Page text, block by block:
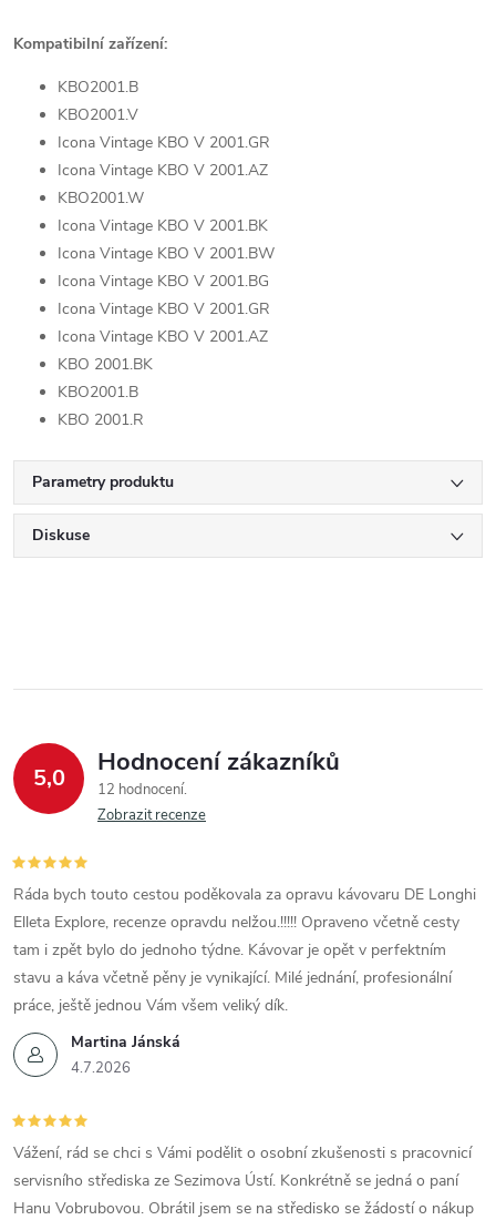
Kompatibilní zařízení:
KBO2001.B
KBO2001.V
Icona Vintage KBO V 2001.GR
Icona Vintage KBO V 2001.AZ
KBO2001.W
Icona Vintage KBO V 2001.BK
Icona Vintage KBO V 2001.BW
Icona Vintage KBO V 2001.BG
Icona Vintage KBO V 2001.GR
Icona Vintage KBO V 2001.AZ
KBO 2001.BK
KBO2001.B
KBO 2001.R
Parametry produktu
Diskuse
5,0 Hodnocení zákazníků
12 hodnocení
Zobrazit recenze
Martina Jánská
4.7.2026
Ráda bych touto cestou poděkovala za opravu kávovaru DE Longhi
Elleta Explore, recenze opravdu nelžou.!!!!! Opraveno včetně cesty
tam i zpět bylo do jednoho týdne. Kávovar je opět v perfektním
stavu a káva včetně pěny je vynikající. Milé jednání, profesionální
práce, ještě jednou Vám všem veliký dík.
Vážení, rád se chci s Vámi podělit o osobní zkušenosti s pracovnicí
servisního střediska ze Sezimova Ústí. Konkrétně se jedná o paní
Hanu Vobrubovou. Obrátil jsem se na středisko se žádostí o nákup